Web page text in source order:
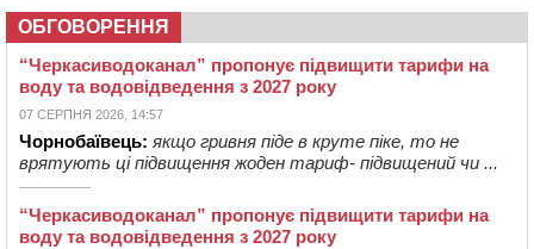
ОБГОВОРЕННЯ
“Черкасиводоканал” пропонує підвищити тарифи на
воду та водовідведення з 2027 року
07 СЕРПНЯ 2026, 14:57
Чорнобаївець: якщо гривня піде в круте піке, то не
врятують ці підвищення жоден тариф- підвищений чи ...
“Черкасиводоканал” пропонує підвищити тарифи на
воду та водовідведення з 2027 року